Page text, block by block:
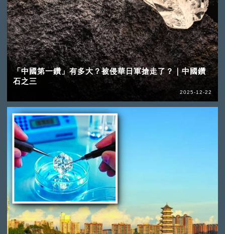
「中國第一鑽」有多大？被侵華日軍搶走了？｜中國鑽
石之三
2025-12-22